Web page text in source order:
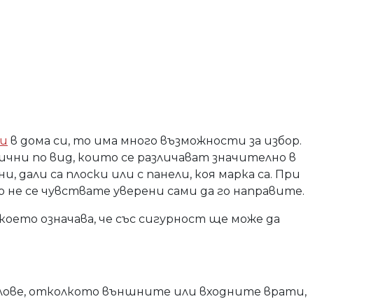
в дома си, то има много възможности за избор.
по вид, които се различават значително в
са плоски или с панели, коя марка са. При
се чувствате уверени сами да го направите.
означава, че със сигурност ще може да
отколкото външните или входните врати,